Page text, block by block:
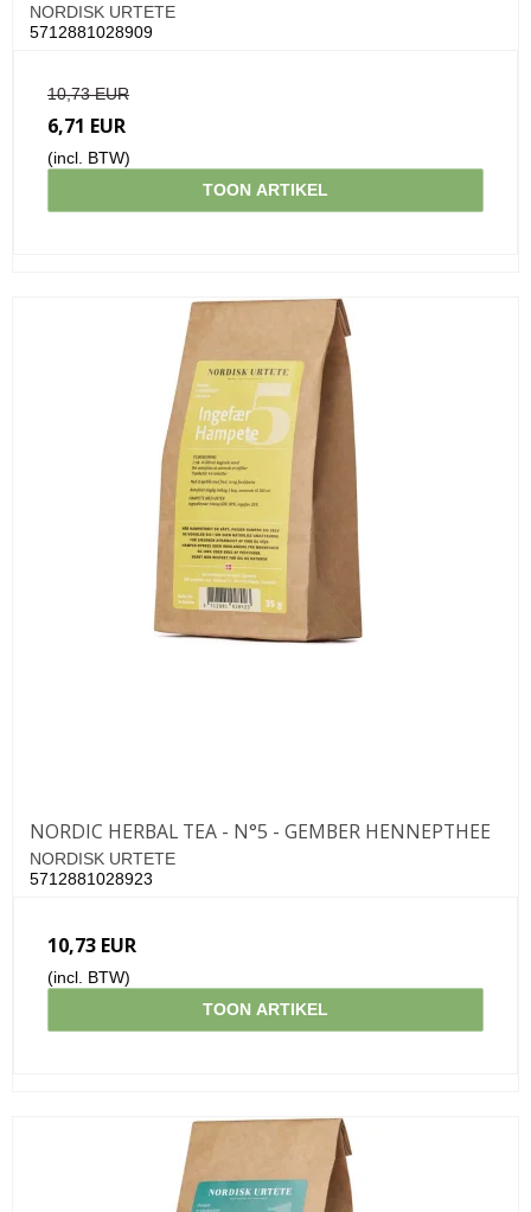
NORDISK URTETE
5712881028909
10,73 EUR
6,71 EUR
(incl. BTW)
TOON ARTIKEL
NORDIC HERBAL TEA - N°5 - GEMBER HENNEPTHEE
NORDISK URTETE
5712881028923
10,73 EUR
(incl. BTW)
TOON ARTIKEL